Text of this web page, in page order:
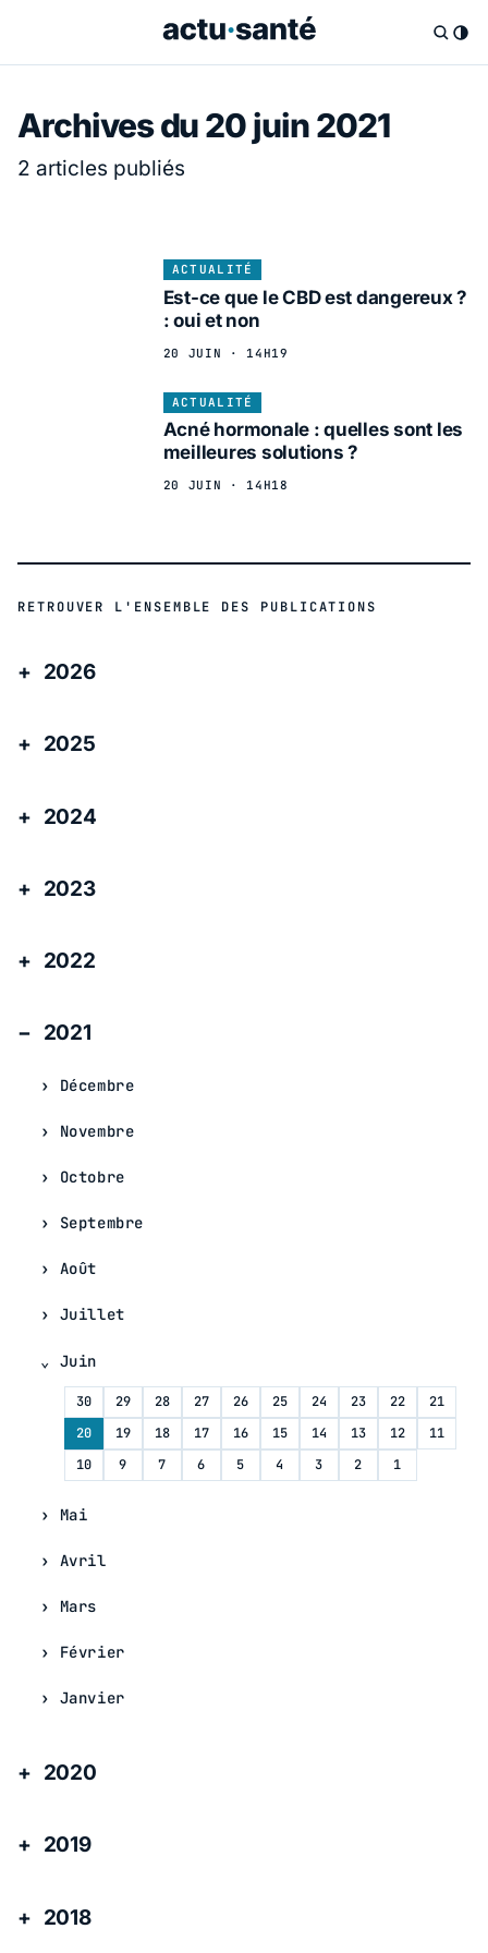
Archives du 20 juin 2021
2 articles publiés
ACTUALITÉ
Est-ce que le CBD est dangereux ?
: oui et non
20 JUIN · 14H19
ACTUALITÉ
Acné hormonale : quelles sont les
meilleures solutions ?
20 JUIN · 14H18
RETROUVER L'ENSEMBLE DES PUBLICATIONS
2026
2025
2024
2023
2022
2021
Décembre
Novembre
Octobre
Septembre
Août
Juillet
Juin
30 29 28 27 26 25 24 23 22
21
20
19 18 17 16 15 14 13 12
11
10
9 7 6 5 4 3 2 1
Mai
Avril
Mars
Février
Janvier
2020
2019
2018